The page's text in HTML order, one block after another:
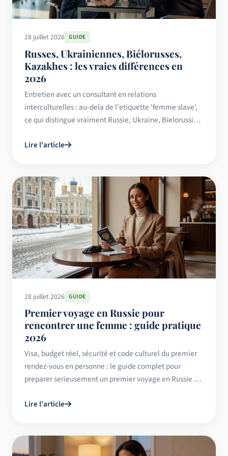
28 juillet 2026 GUIDE
Russes, Ukrainiennes, Biélorusses,
Kazakhes : les vraies différences en
2026
Entretien avec un consultant en relations
interculturelles : au-dela de l'etiquette 'femme slave',
ce qui distingue vraiment Russie, Ukraine, Bielorussie
Lire l'article
28 juillet 2026 GUIDE
Premier voyage en Russie pour
rencontrer une femme : guide pratique
2026
Visa, budget réel, sécurité et code culturel du premier
rendez-vous en personne : le guide complet pour
preparer serieusement un premier voyage en Russie en
Lire l'article